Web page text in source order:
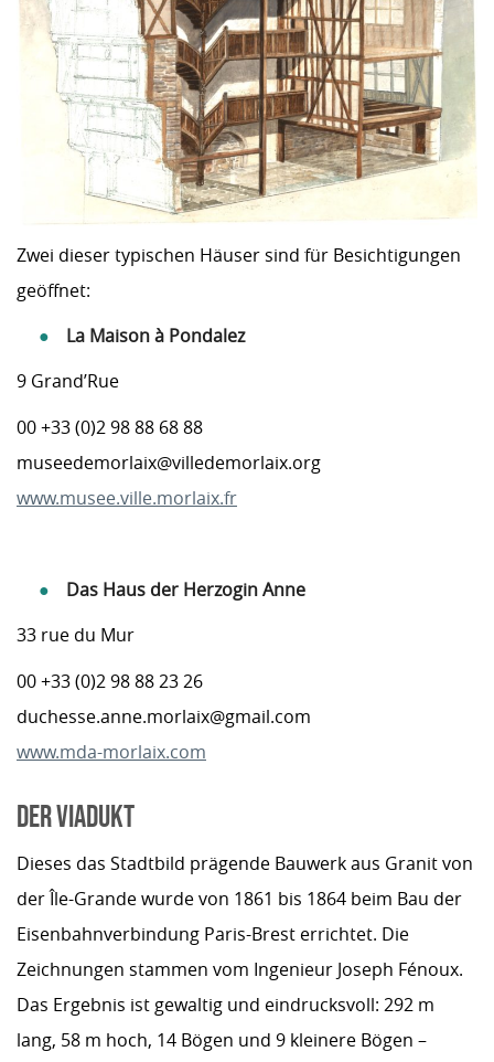
Zwei dieser typischen Häuser sind für Besichtigungen
geöffnet:
La Maison à Pondalez
9 Grand’Rue
00 +33 (0)2 98 88 68 88
museedemorlaix@villedemorlaix.org
www.musee.ville.morlaix.fr
Das Haus der Herzogin Anne
33 rue du Mur
00 +33 (0)2 98 88 23 26
duchesse.anne.morlaix@gmail.com
www.mda-morlaix.com
DER VIADUKT
Dieses das Stadtbild prägende Bauwerk aus Granit von
der Île-Grande wurde von 1861 bis 1864 beim Bau der
Eisenbahnverbindung Paris-Brest errichtet. Die
Zeichnungen stammen vom Ingenieur Joseph Fénoux.
Das Ergebnis ist gewaltig und eindrucksvoll: 292 m
lang, 58 m hoch, 14 Bögen und 9 kleinere Bögen –